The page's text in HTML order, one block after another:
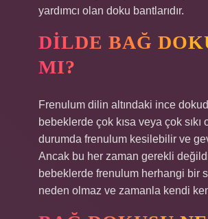
yardımcı olan doku bantlarıdır.
DILDE BAĞ
MI?
Frenulum dilin altındaki ince
bebeklerde çok kısa veya çok sıkı
durumda frenulum kesilebilir ve
Ancak bu her zaman gerekli
bebeklerde frenulum herhangi bir
neden olmaz ve zamanla kendi